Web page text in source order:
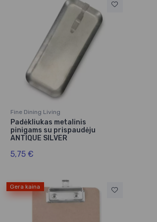
Fine Dining Living
Padėkliukas metalinis
pinigams su prispaudėju
ANTIQUE SILVER
5,75 €
Gera kaina